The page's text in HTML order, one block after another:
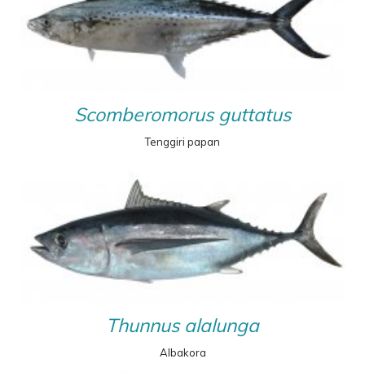
Scomberomorus guttatus
Tenggiri papan
Thunnus alalunga
Albakora